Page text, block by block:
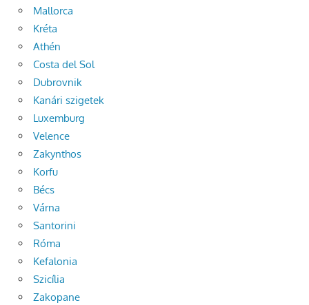
Mallorca
Kréta
Athén
Costa del Sol
Dubrovnik
Kanári szigetek
Luxemburg
Velence
Zakynthos
Korfu
Bécs
Várna
Santorini
Róma
Kefalonia
Szicília
Zakopane